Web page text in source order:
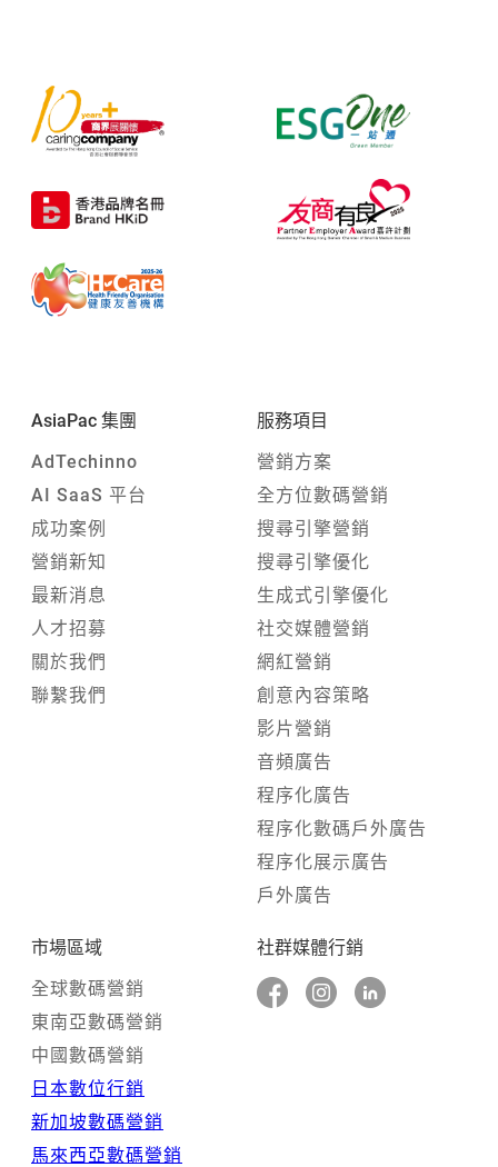
社群媒體行銷
AsiaPac 集團
AdTechinno
AI SaaS 平台
成功案例
營銷新知
最新消息
人才招募
關於我們
聯繫我們
服務項目
營銷方案
全方位數碼營銷
搜尋引擎營銷
搜尋引擎優化
生成式引擎優化
社交媒體營銷
網紅營銷
創意內容策略
影片營銷
音頻廣告
程序化廣告
程序化數碼戶外廣告
程序化展示廣告
戶外廣告
市場區域
全球數碼營銷
東南亞數碼營銷
中國數碼營銷
日本數位行銷
新加坡數碼營銷
馬來西亞數碼營銷